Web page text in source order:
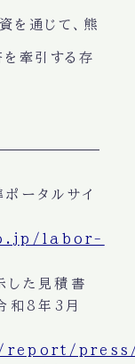
を通じて、熊
牽引する存
ータルサイ
labor-
した見積書
和8年3月
press/